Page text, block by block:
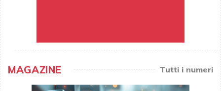
MAGAZINE Tutti i numeri